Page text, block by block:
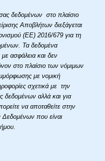
δεδομένων στο πλαίσιο
Αποβλήτων διεξάγεται
(ΕΕ) 2016/679 για τη
Τα δεδομένα
ασφάλεια και δεν
στο πλαίσιο των νόμιμων
με νομική
σχετικά με την
αλλά και για
να αποταθείτε στην
που είναι